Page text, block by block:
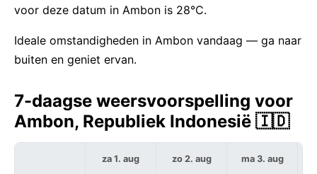
voor deze datum in Ambon is 28°C.
Ideale omstandigheden in Ambon vandaag — ga naar
buiten en geniet ervan.
7-daagse weersvoorspelling voor
Ambon, Republiek Indonesië 🇮🇩
za 1. aug zo 2. aug ma 3. aug